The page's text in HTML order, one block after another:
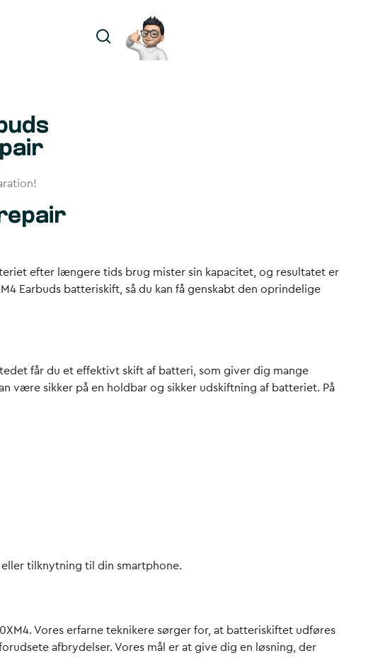
efter længere tids brug mister sin kapacitet, og resultatet er
Earbuds batteriskift, så du kan få genskabt den oprindelige
får du et effektivt skift af batteri, som giver dig mange
være sikker på en holdbar og sikker udskiftning af batteriet. På
tilknytning til din smartphone.
Vores erfarne teknikere sørger for, at batteriskiftet udføres
afbrydelser. Vores mål er at give dig en løsning, der